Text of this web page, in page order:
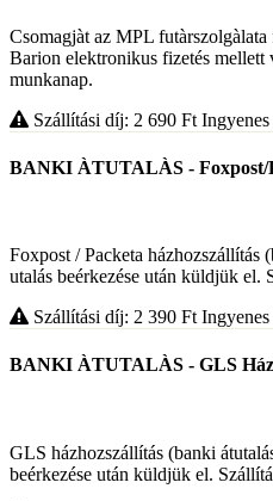
Csomagjàt az MPL
Barion elektronikus fizetés mellett
munkanap.
Szállítási díj: 2 690 Ft
BANKI ÀTUTALÀS - Foxpost/
Foxpost / Packeta házhozszállítás
utalás beérkezése után küldjük el.
Szállítási díj: 2 390 Ft
BANKI ÀTUTALÀS - GLS
GLS házhozszállítás (banki
beérkezése után küldjük el.